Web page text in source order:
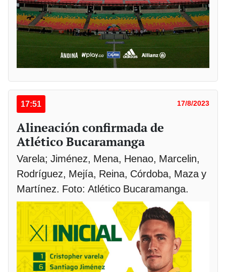
17:51 17/8/2023
Alineación confirmada de
Atlético Bucaramanga
Varela; Jiménez, Mena, Henao, Marcelin,
Rodríguez, Mejía, Reina, Córdoba, Maza y
Martínez. Foto: Atlético Bucaramanga.